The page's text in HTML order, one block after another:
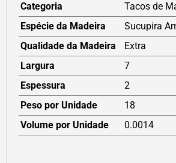
Categoria
Tacos de
Espécie da Madeira
Sucupira
Qualidade da Madeira
Extra
Largura
7
Espessura
2
Peso por Unidade
18
Volume por Unidade
0.0014